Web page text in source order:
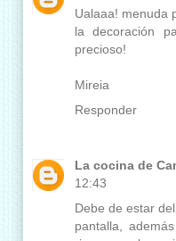
Ualaaa! menuda
la decoración
precioso!
Mireia
Responder
La cocina de
12:43
Debe de estar
pantalla,